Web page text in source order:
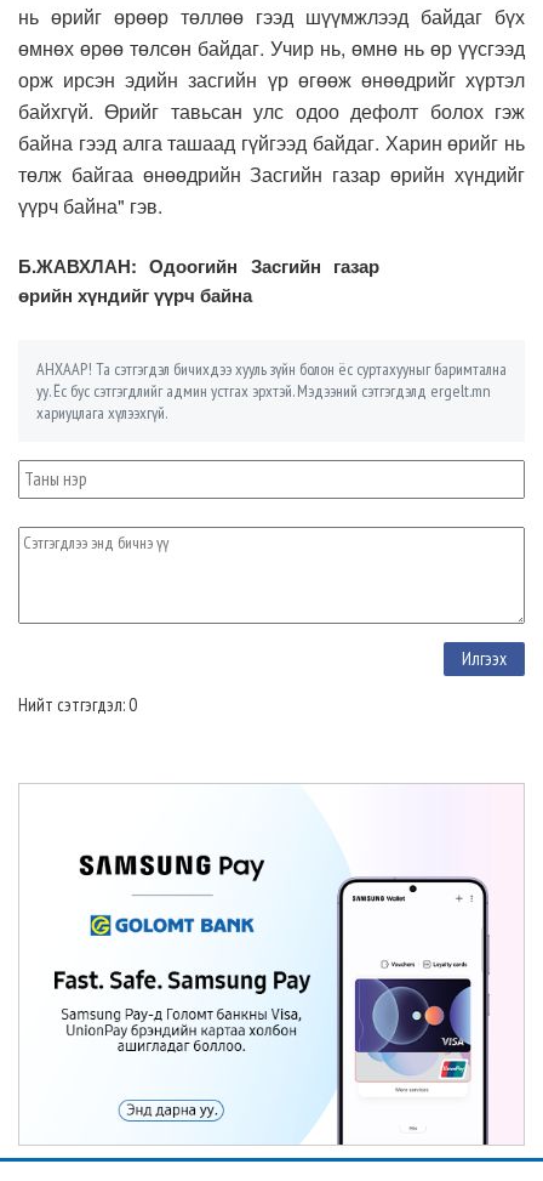
нь өрийг өрөөр төллөө гээд шүүмжлээд байдаг бүх
өмнөх өрөө төлсөн байдаг. Учир нь, өмнө нь өр үүсгээд
орж ирсэн эдийн засгийн үр өгөөж өнөөдрийг хүртэл
байхгүй. Өрийг тавьсан улс одоо дефолт болох гэж
байна гээд алга ташаад гүйгээд байдаг. Харин өрийг нь
төлж байгаа өнөөдрийн Засгийн газар өрийн хүндийг
үүрч байна" гэв.
Б.ЖАВХЛАН: Одоогийн Засгийн газар
өрийн хүндийг үүрч байна
АНХААР! Та сэтгэгдэл бичихдээ хууль зүйн болон ёс суртахууныг баримтална
уу. Ёс бус сэтгэгдлийг админ устгах эрхтэй. Мэдээний сэтгэгдэлд ergelt.mn
хариуцлага хүлээхгүй.
Нийт сэтгэгдэл: 0